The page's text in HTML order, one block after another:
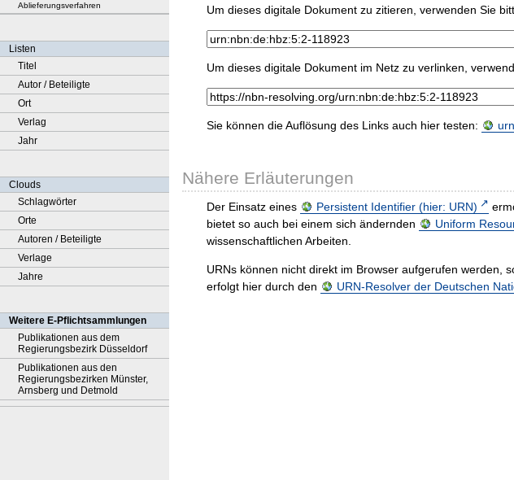
Ablieferungsverfahren
Listen
Titel
Autor / Beteiligte
Ort
Verlag
Jahr
Clouds
Schlagwörter
Orte
Autoren / Beteiligte
Verlage
Jahre
Weitere E-Pflichtsammlungen
Publikationen aus dem
Regierungsbezirk Düsseldorf
Publikationen aus den
Regierungsbezirken Münster,
Arnsberg und Detmold
Um dieses digitale Dokument zu zitieren, verwenden Sie
Um dieses digitale Dokument im Netz zu verlinken,
Sie können die Auflösung des Links auch hier testen:
Nähere Erläuterungen
Der Einsatz eines Persistent Identifier (hier: URN)
bietet so auch bei einem sich ändernden
Uniform
wissenschaftlichen Arbeiten.
URNs können nicht direkt im Browser aufgerufen werden,
erfolgt hier durch den
URN-Resolver der Deutschen